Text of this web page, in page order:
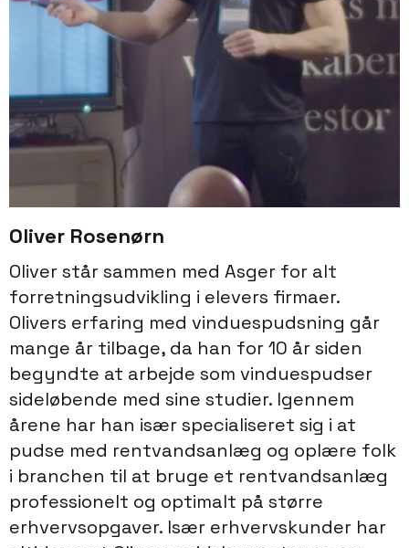
Oliver Rosenørn
Oliver står sammen med Asger for alt
forretningsudvikling i elevers firmaer.
Olivers erfaring med vinduespudsning går
mange år tilbage, da han for 10 år siden
begyndte at arbejde som vinduespudser
sideløbende med sine studier. Igennem
årene har han især specialiseret sig i at
pudse med rentvandsanlæg og oplære folk
i branchen til at bruge et rentvandsanlæg
professionelt og optimalt på større
erhvervsopgaver. Især erhvervskunder har